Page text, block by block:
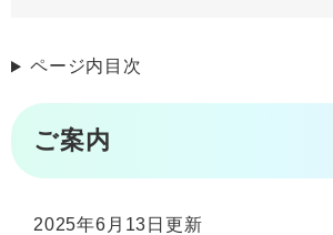
ページ内目次
ご案内
2025年6月13日更新